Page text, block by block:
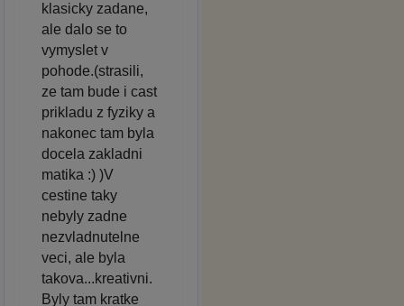
klasicky zadane,
ale dalo se to
vymyslet v
pohode.(strasili,
ze tam bude i cast
prikladu z fyziky a
nakonec tam byla
docela zakladni
matika :) )V
cestine taky
nebyly zadne
nezvladnutelne
veci, ale byla
takova...kreativni.
Byly tam kratke